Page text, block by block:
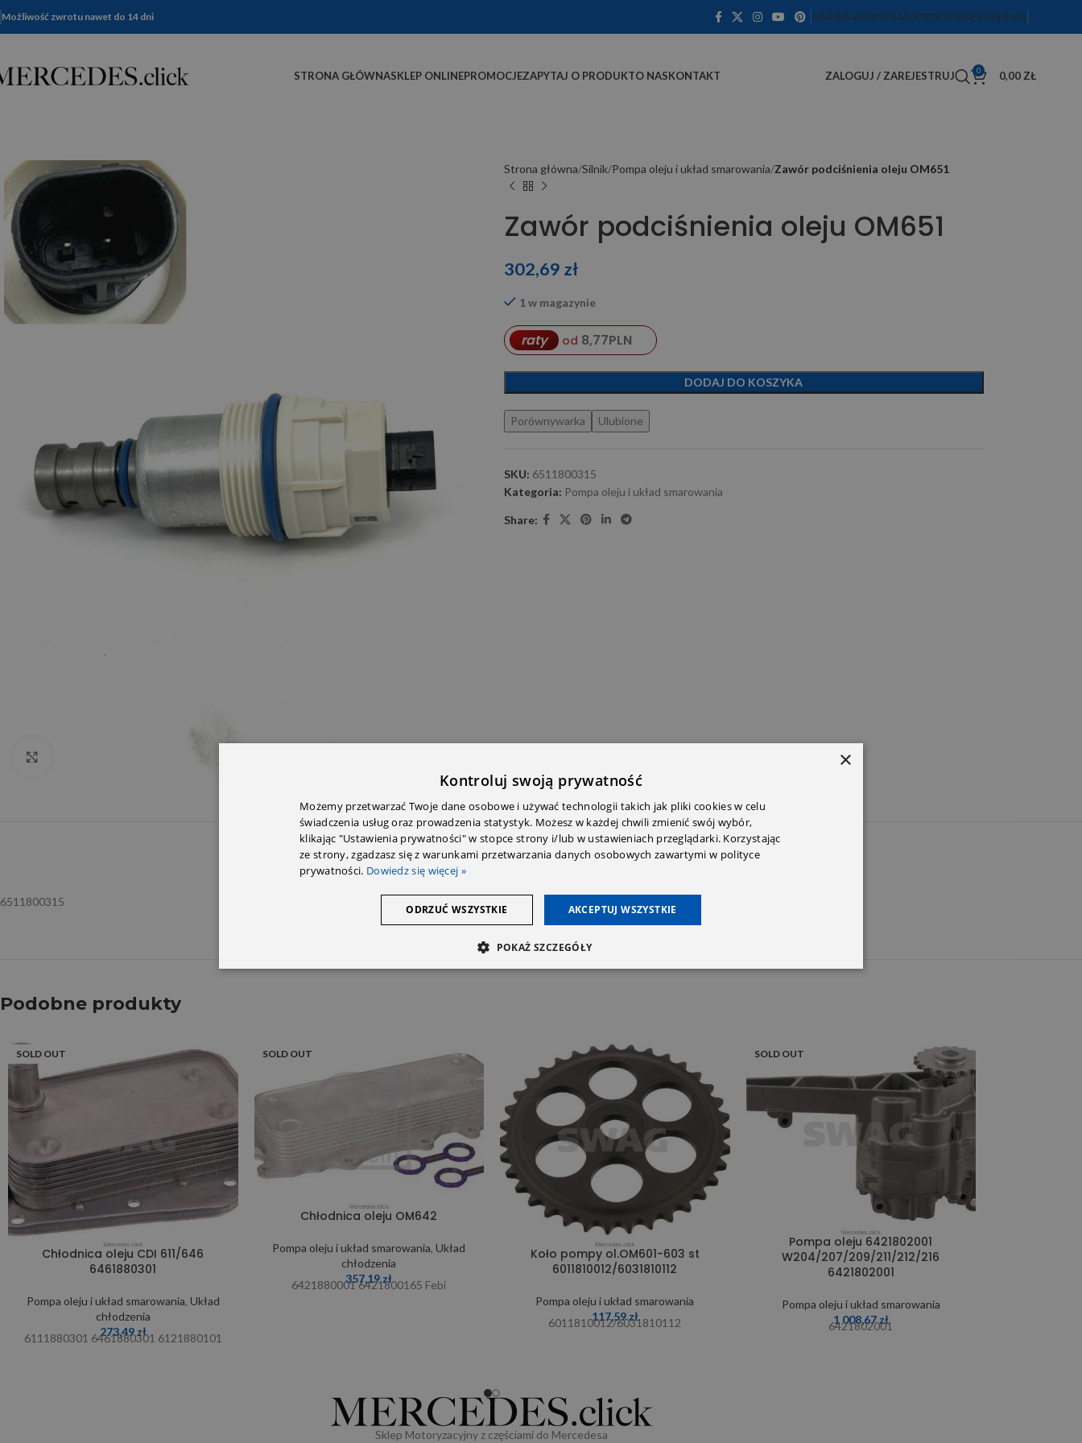
Możliwość zwrotu nawet do 14 dni GALERIA WASZYCH MERCEDESÓWDEKODER VIN
STRONA GŁÓWNASKLEP ONLINEPROMOCJEZAPYTAJ O PRODUKTO NASKONTAKT ZALOGUJ / ZAREJESTRUJ 0 0,00 ZŁ
Strona główna Silnik Pompa oleju i układ smarowania Zawór podciśnienia oleju OM651
Zawór podciśnienia oleju OM651
302,69 zł
1 w magazynie
raty od 8,77PLN
DODAJ DO KOSZYKA
Porównywarka Ulubione
SKU: 6511800315
Kategoria: Pompa oleju i układ smarowania
Share:
INFORMACJE DODATKOWEOPINIE (0)PRZECZYTAJ PRZED ZAKUPEM
6511800315
Podobne produkty
SOLD OUT
Chłodnica oleju CDI 611/646
6461880301
Pompa oleju i układ smarowania, Układ
chłodzenia
273,49 zł
6111880301 6461880301 6121880101
SOLD OUT
Chłodnica oleju OM642
Pompa oleju i układ smarowania,Układ
chłodzenia
357,19zł
6421880001 6421800165 Febi
Koło pompy ol.OM601-603 st
6011810012/6031810112
Pompa oleju i układ smarowania
117,59zł
6011810012/6031810112
SOLD OUT
Pompa oleju 6421802001
W204/207/209/211/212/216
6421802001
Pompa oleju i układ smarowania
1 008,67zł
6421802001
Sklep Motoryzacyjny z częściami do Mercedesa
×
Kontroluj swoją prywatność
Możemy przetwarzać Twoje dane osobowe i używać technologii takich jak pliki cookies w celu
świadczenia usług oraz prowadzenia statystyk. Możesz w każdej chwili zmienić swój wybór,
klikając "Ustawienia prywatności" w stopce strony i/lub w ustawieniach przeglądarki. Korzystając
ze strony, zgadzasz się z warunkami przetwarzania danych osobowych zawartymi w polityce
prywatności. Dowiedz się więcej »
AKCEPTUJ WSZYSTKIE
ODRZUĆ WSZYSTKIE
POKAŻ SZCZEGÓŁY